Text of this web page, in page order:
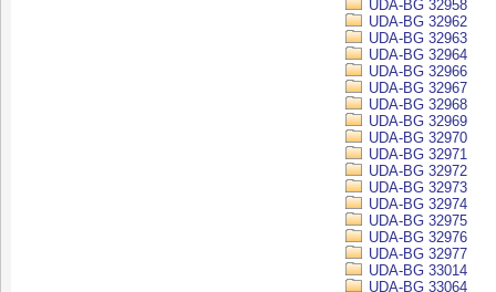
UDA-BG 32958
UDA-BG 32962
UDA-BG 32963
UDA-BG 32964
UDA-BG 32966
UDA-BG 32967
UDA-BG 32968
UDA-BG 32969
UDA-BG 32970
UDA-BG 32971
UDA-BG 32972
UDA-BG 32973
UDA-BG 32974
UDA-BG 32975
UDA-BG 32976
UDA-BG 32977
UDA-BG 33014
UDA-BG 33064